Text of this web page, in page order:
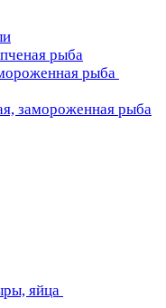
рыба
рыба
замороженная рыба
яйца